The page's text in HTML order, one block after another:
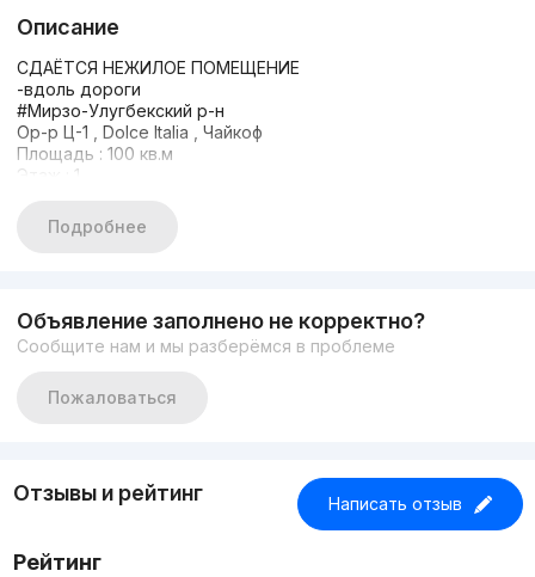
Описание
СДАЁТСЯ НЕЖИЛОЕ ПОМЕЩЕНИЕ
-вдоль дороги
#Мирзо-Улугбекский р-н
Ор-р Ц-1 , Dolce Italia , Чайкоф
Площадь : 100 кв.м
Этаж : 1
Состояние : Евроремонт
ЦЕНА : 4000 у.е.
Подробнее
Объявление заполнено не корректно?
Сообщите нам и мы разберёмся в проблеме
Пожаловаться
Отзывы и рейтинг Написать отзыв
Рейтинг